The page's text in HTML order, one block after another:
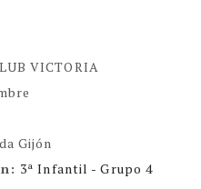
VICTORIA
Gijón
: 3ª Infantil - Grupo 4